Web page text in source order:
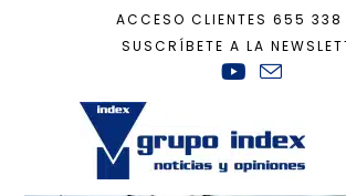
ACCESO CLIENTES 655 338
SUSCRÍBETE A LA
Tecnología